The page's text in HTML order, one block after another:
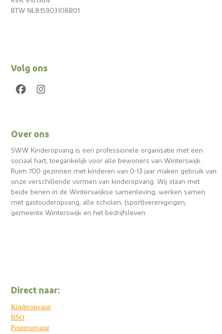
BTW NL815903108B01
Volg ons
FacebookInstagram
Over ons
SWW Kinderopvang is een professionele organisatie met een
sociaal hart, toegankelijk voor alle bewoners van Winterswijk.
Ruim 700 gezinnen met kinderen van 0-13 jaar maken gebruik van
onze verschillende vormen van kinderopvang. Wij staan met
beide benen in de Winterswijkse samenleving, werken samen
met gastouderopvang, alle scholen, (sport)verenigingen,
gemeente Winterswijk en het bedrijfsleven.
Direct naar:
Kinderopvang
BSO
Peuteropvang